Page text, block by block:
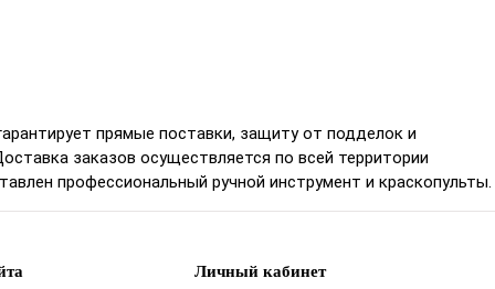
прямые поставки, защиту от подделок и
заказов осуществляется по всей территории
профессиональный ручной инструмент и краскопульты.
Личный кабинет